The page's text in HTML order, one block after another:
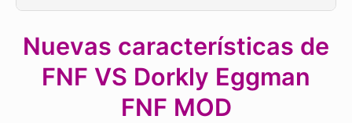
Nuevas características de
FNF VS Dorkly Eggman
FNF MOD